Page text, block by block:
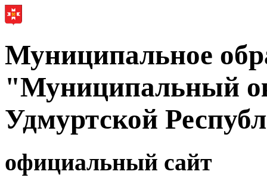
Муниципальное
"Муниципальный
Удмуртской
официальный сайт